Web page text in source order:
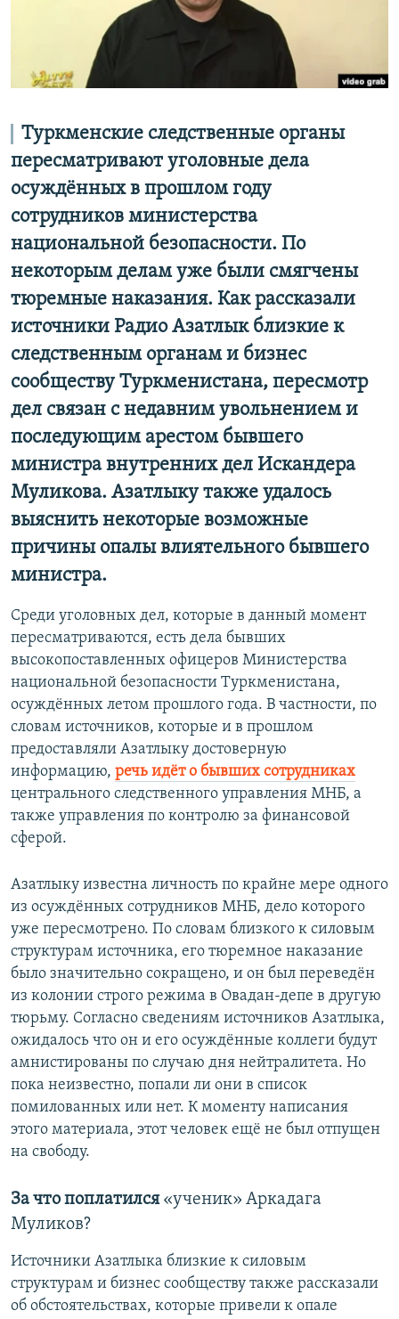
Туркменские следственные органы
пересматривают уголовные дела
осуждённых в прошлом году
сотрудников министерства
национальной безопасности. По
некоторым делам уже были смягчены
тюремные наказания. Как рассказали
источники Радио Азатлык близкие к
следственным органам и бизнес
сообществу Туркменистана, пересмотр
дел связан с недавним увольнением и
последующим арестом бывшего
министра внутренних дел Искандера
Муликова. Азатлыку также удалось
выяснить некоторые возможные
причины опалы влиятельного бывшего
министра.
Среди уголовных дел, которые в данный момент
пересматриваются, есть дела бывших
высокопоставленных офицеров Министерства
национальной безопасности Туркменистана,
осуждённых летом прошлого года. В частности, по
словам источников, которые и в прошлом
предоставляли Азатлыку достоверную
информацию, речь идёт о бывших сотрудниках
центрального следственного управления МНБ, а
также управления по контролю за финансовой
сферой.
Азатлыку известна личность по крайне мере одного
из осуждённых сотрудников МНБ, дело которого
уже пересмотрено. По словам близкого к силовым
структурам источника, его тюремное наказание
было значительно сокращено, и он был переведён
из колонии строго режима в Овадан-депе в другую
тюрьму. Согласно сведениям источников Азатлыка,
ожидалось что он и его осуждённые коллеги будут
амнистированы по случаю дня нейтралитета. Но
пока неизвестно, попали ли они в список
помилованных или нет. К моменту написания
этого материала, этот человек ещё не был отпущен
на свободу.
За что поплатился «ученик» Аркадага
Муликов?​
Источники Азатлыка близкие к силовым
структурам и бизнес сообществу также рассказали
об обстоятельствах, которые привели к опале